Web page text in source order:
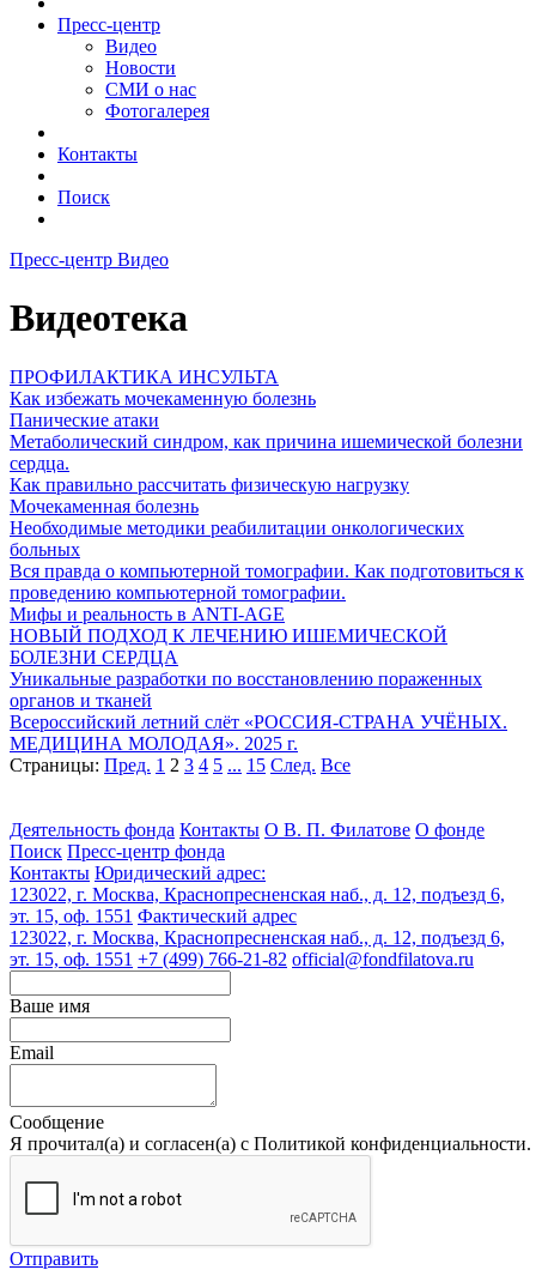
Пресс-центр
Видео
Новости
СМИ о нас
Фотогалерея
Контакты
Поиск
Пресс-центр Видео
Видеотека
ПРОФИЛАКТИКА ИНСУЛЬТА
Как избежать мочекаменную болезнь
Панические атаки
Метаболический синдром, как причина ишемической болезни
сердца.
Как правильно рассчитать физическую нагрузку
Мочекаменная болезнь
Необходимые методики реабилитации онкологических
больных
Вся правда о компьютерной томографии. Как подготовиться к
проведению компьютерной томографии.
Мифы и реальность в ANTI-AGE
НОВЫЙ ПОДХОД К ЛЕЧЕНИЮ ИШЕМИЧЕСКОЙ
БОЛЕЗНИ СЕРДЦА
Уникальные разработки по восстановлению пораженных
органов и тканей
Всероссийский летний слёт «РОССИЯ-СТРАНА УЧЁНЫХ.
МЕДИЦИНА МОЛОДАЯ». 2025 г.
Страницы: Пред. 1 2 3 4 5 ... 15 След. Все
Деятельность фонда Контакты О В. П. Филатове О фонде
Поиск Пресс-центр фонда
Контакты Юридический адрес:
123022, г. Москва, Краснопресненская наб., д. 12, подъезд 6,
эт. 15, оф. 1551 Фактический адрес
123022, г. Москва, Краснопресненская наб., д. 12, подъезд 6,
эт. 15, оф. 1551 +7 (499) 766-21-82 official@fondfilatova.ru
Ваше имя
Email
Сообщение
Я прочитал(а) и согласен(а) с Политикой конфиденциальности.
Отправить